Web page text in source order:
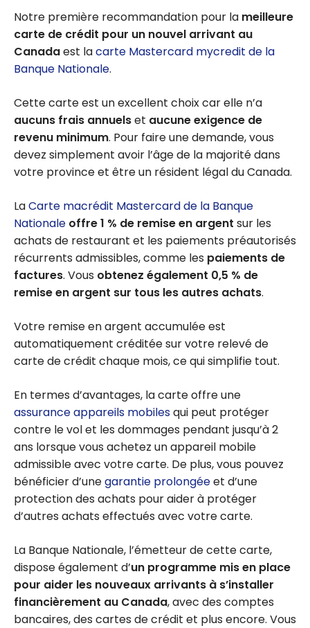
Notre première recommandation pour la meilleure
carte de crédit pour un nouvel arrivant au
Canadaest lacarte Mastercard mycredit de la
Banque Nationale.
Cette carte est un excellent choix car elle n’a
aucuns frais annuelset aucune exigence de
revenu minimum. Pour faire une demande, vous
devez simplement avoir l’âge de la majorité dans
votre province et être un résident légal du Canada.
LaCarte macrédit Mastercard de la Banque
Nationale offre 1 % de remise en argent sur les
achats de restaurant et les paiements préautorisés
récurrents admissibles, comme les paiements de
factures. Vous obtenez également 0,5 % de
remise en argent sur tous les autres achats.
Votre remise en argent accumulée est
automatiquement créditée sur votre relevé de
carte de crédit chaque mois, ce qui simplifie tout.
En termes d’avantages, la carte offre une
assurance appareils mobilesqui peut protéger
contre le vol et les dommages pendant jusqu’à 2
ans lorsque vous achetez un appareil mobile
admissible avec votre carte. De plus, vous pouvez
bénéficier d’unegarantie prolongéeet d’une
protection des achats pour aider à protéger
d’autres achats effectués avec votre carte.
La Banque Nationale, l’émetteur de cette carte,
dispose également d’un programme mis en place
pour aider les nouveaux arrivants à s’installer
financièrement au Canada, avec des comptes
bancaires, des cartes de crédit et plus encore. Vous